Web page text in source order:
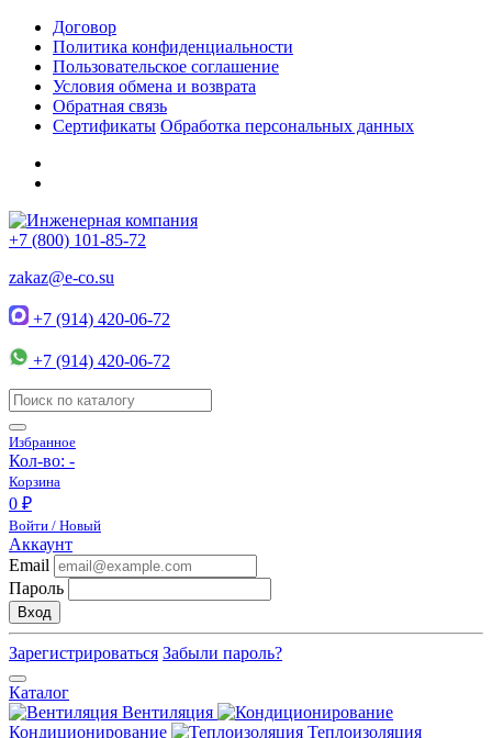
Договор
Политика конфиденциальности
Пользовательское соглашение
Условия обмена и возврата
Обратная связь
Сертификаты Обработка персональных данных
+7 (800) 101-85-72
zakaz@e-co.su
+7 (914) 420-06-72
+7 (914) 420-06-72
Избранное
Кол-во: -
Корзина
0 ₽
Войти / Новый
Аккаунт
Email
Пароль
Вход
Зарегистрироваться Забыли пароль?
Каталог
Вентиляция
Кондиционирование
Теплоизоляция